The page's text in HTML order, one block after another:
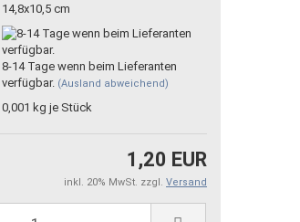
14,8x10,5 cm
8-14 Tage wenn beim Lieferanten
verfügbar. (Ausland abweichend)
0,001 kg je Stück
1,20 EUR
inkl. 20% MwSt. zzgl. Versand